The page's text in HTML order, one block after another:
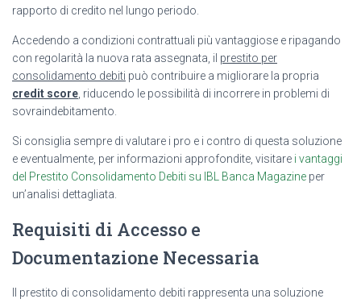
rapporto di credito nel lungo periodo.
Accedendo a condizioni contrattuali più vantaggiose e ripagando
con regolarità la nuova rata assegnata, il prestito per
consolidamento debiti può contribuire a migliorare la propria
credit score , riducendo le possibilità di incorrere in problemi di
sovraindebitamento.
Si consiglia sempre di valutare i pro e i contro di questa soluzione
e eventualmente, per informazioni approfondite, visitare i vantaggi
del Prestito Consolidamento Debiti su IBL Banca Magazine per
un’analisi dettagliata.
Requisiti di Accesso e
Documentazione Necessaria
Il prestito di consolidamento debiti rappresenta una soluzione